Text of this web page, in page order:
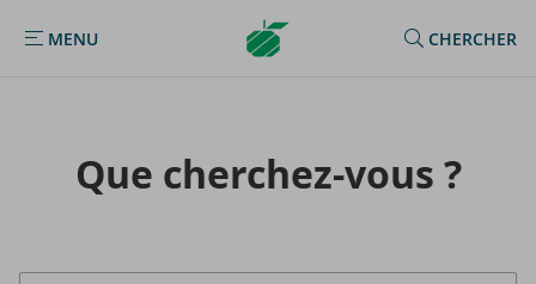
MENU
MENU
Argenta
Homepage
CHERCHER
Que cherchez-​vous ?